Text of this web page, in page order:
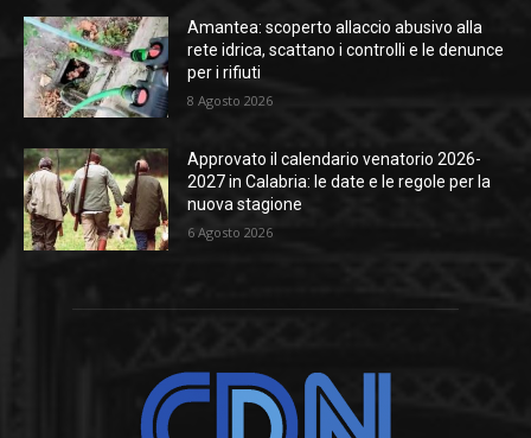
Amantea: scoperto allaccio abusivo alla
rete idrica, scattano i controlli e le denunce
per i rifiuti
8 Agosto 2026
Approvato il calendario venatorio 2026-
2027 in Calabria: le date e le regole per la
nuova stagione
6 Agosto 2026